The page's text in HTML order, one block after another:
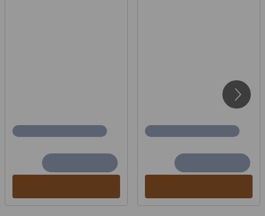
Zum Einsatz ausschließlich im privaten und